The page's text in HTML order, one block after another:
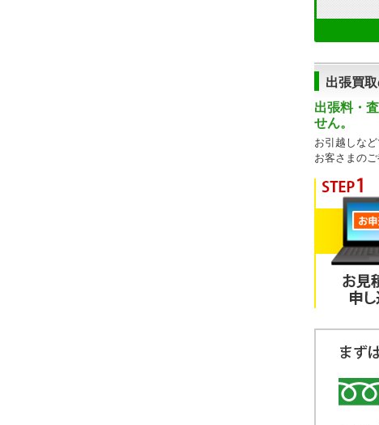
出張買
出張料・
せん。
お引越しな
お客さまの